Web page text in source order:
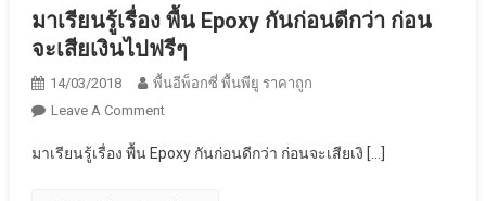
มาเรียนรู้เรื่อง พื้น Epoxy กันก่อนดีกว่า ก่อน
จะเสียเงินไปฟรีๆ
14/03/2018
พื้นอีพ็อกซี่ พื้นพียู ราคาถูก
Leave A CommentOn
เรียน
มาเรียนรู้เรื่อง พื้น Epoxy กันก่อนดีกว่า ก่อนจะเสียเงิ […]